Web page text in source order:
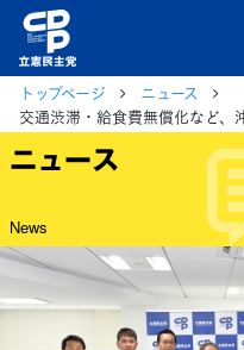
トップページ
ニュース
ニュース
News